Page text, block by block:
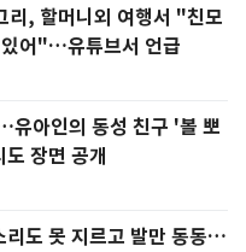
리, 할머니외 여행서 "친모
어"…유튜브서 언급
아인의 동성 친구 '볼 뽀
장면 공개
리도 못 지르고 발만 동동…